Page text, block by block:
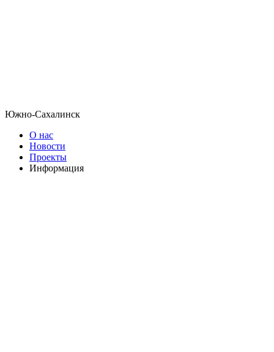
Южно-Сахалинск
О нас
Новости
Проекты
Информация